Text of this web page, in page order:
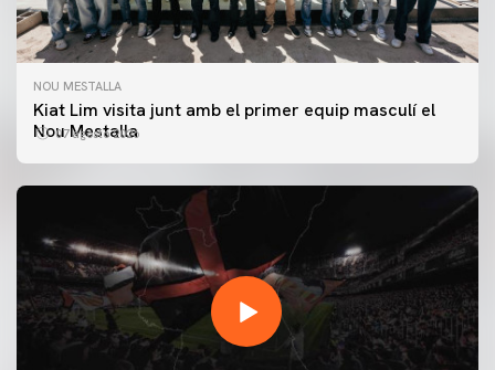
NOU MESTALLA
Kiat Lim visita junt amb el primer equip masculí el
Nou Mestalla
07 agosto 2026